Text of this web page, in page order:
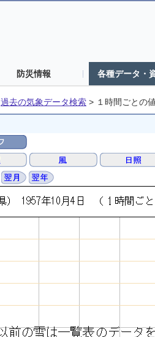
防災情報 各種データ・
過去の気象データ検索 > １時間ごとの